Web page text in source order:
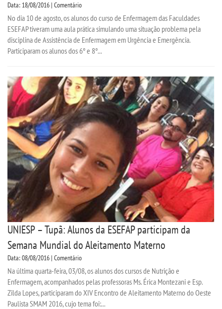
Data: 18/08/2016 | Comentário
No dia 10 de agosto, os alunos do curso de Enfermagem das Faculdades
ESEFAP tiveram uma aula prática simulando uma situação problema pela
disciplina de Assistência de Enfermagem em Urgência e Emergência.
Participaram os alunos dos 6° e 8°...
UNIESP – Tupã: Alunos da ESEFAP participam da
Semana Mundial do Aleitamento Materno
Data: 08/08/2016 | Comentário
Na última quarta-feira, 03/08, os alunos dos cursos de Nutrição e
Enfermagem, acompanhados pelas professoras Ms. Érica Montezani e Esp.
Zilda Lopes, participaram do XIV Encontro de Aleitamento Materno do Oeste
Paulista SMAM 2016, cujo tema foi:...